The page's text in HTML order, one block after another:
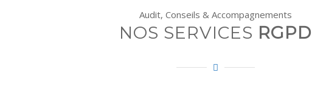
Audit, Conseils & Accompagnements
NOS SERVICES RGPD